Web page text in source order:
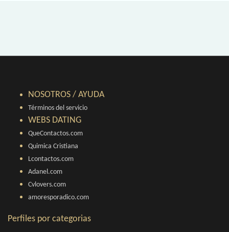
NOSOTROS / AYUDA
Términos del servicio
WEBS DATING
QueContactos.com
Quimica Cristiana
Lcontactos.com
Adanel.com
Cvlovers.com
amoresporadico.com
Perfiles por categorias